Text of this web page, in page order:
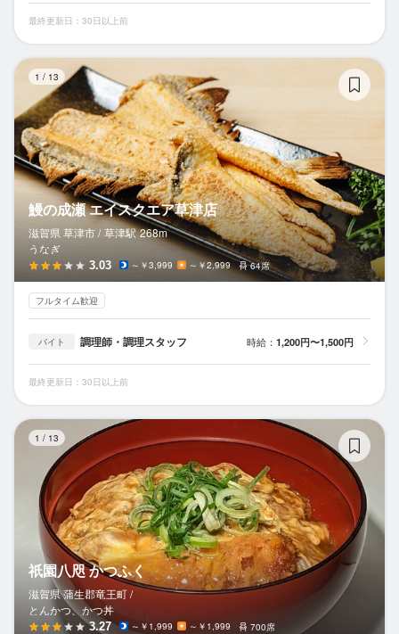
最終更新日：30日以上前
1 / 13
鰻の成瀬 エイスクエア草津店
滋賀県 草津市 / 草津駅 268m
うなぎ
3.03 ～￥3,999 ～￥2,999 64席
フルタイム歓迎
バイト 調理師・調理スタッフ 時給： 1,200円〜1,500円
最終更新日：30日以上前
1 / 13
祇園八咫 かつふく
滋賀県 蒲生郡竜王町 /
とんかつ、かつ丼
3.27 ～￥1,999 ～￥1,999 700席